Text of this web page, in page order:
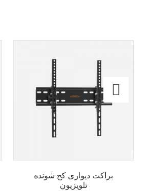
براکت دیواری کج شونده
تلویزیون